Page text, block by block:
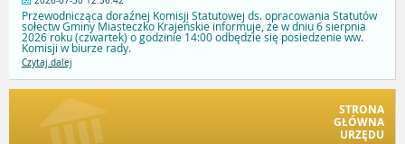
Przewodnicząca doraźnej Komisji Statutowej ds. opracowania Statutów
sołectw Gminy Miasteczko Krajeńskie informuje, że w dniu 6 sierpnia
2026 roku (czwartek) o godzinie 14:00 odbędzie się posiedzenie ww.
Komisji w biurze rady.
Czytaj dalej
STRONA
GŁÓWNA
URZĘDU